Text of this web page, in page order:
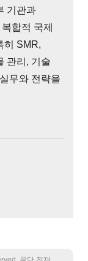
기관과
합적 국제
히 SMR,
관리, 기술
무와 전략을